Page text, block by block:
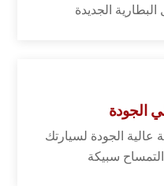
الجديدة
الجودة
الجودة لسيارتك
سبيكة